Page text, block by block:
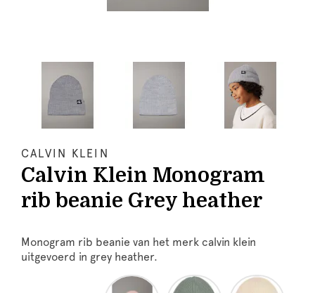
CALVIN KLEIN
Calvin Klein Monogram
rib beanie Grey heather
Monogram rib beanie van het merk calvin klein
uitgevoerd in grey heather.